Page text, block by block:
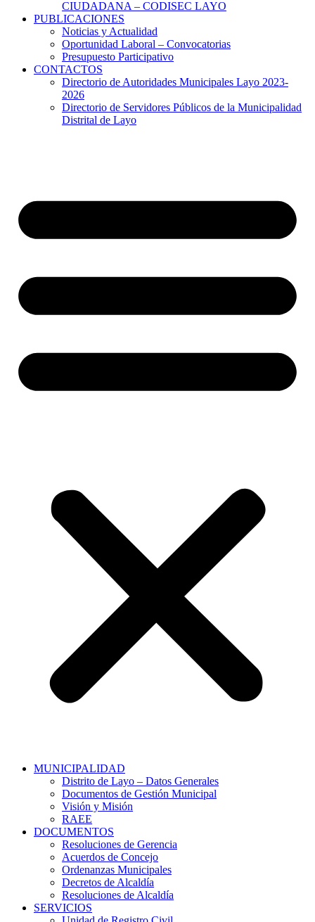
CIUDADANA – CODISEC LAYO
PUBLICACIONES
Noticias y Actualidad
Oportunidad Laboral – Convocatorias
Presupuesto Participativo
CONTACTOS
Directorio de Autoridades Municipales Layo 2023-
2026
Directorio de Servidores Públicos de la Municipalidad
Distrital de Layo
MUNICIPALIDAD
Distrito de Layo – Datos Generales
Documentos de Gestión Municipal
Visión y Misión
RAEE
DOCUMENTOS
Resoluciones de Gerencia
Acuerdos de Concejo
Ordenanzas Municipales
Decretos de Alcaldía
Resoluciones de Alcaldía
SERVICIOS